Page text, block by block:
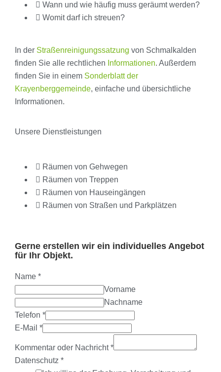
Wann und wie häufig muss geräumt werden?
Womit darf ich streuen?
In der Straßenreinigungssatzung von Schmalkalden
finden Sie alle rechtlichen Informationen. Außerdem
finden Sie in einem Sonderblatt der
Krayenberggemeinde, einfache und übersichtliche
Informationen.
Unsere Dienstleistungen
Räumen von Gehwegen
Räumen von Treppen
Räumen von Hauseingängen
Räumen von Straßen und Parkplätzen
Gerne erstellen wir ein individuelles Angebot
für Ihr Objekt.
Name *
Vorname
Nachname
Telefon *
E-Mail *
Kommentar oder Nachricht*
Datenschutz *